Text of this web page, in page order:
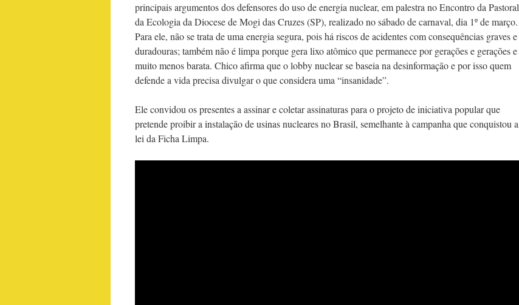
principais argumentos dos defensores do uso de energia nuclear, em palestra no Encontro da Pastoral
da Ecologia da Diocese de Mogi das Cruzes (SP), realizado no sábado de carnaval, dia 1º de março.
Para ele, não se trata de uma energia segura, pois há riscos de acidentes com consequências graves e
duradouras; também não é limpa porque gera lixo atômico que permanece por gerações e gerações e
muito menos barata. Chico afirma que o lobby nuclear se baseia na desinformação e por isso quem
defende a vida precisa divulgar o que considera uma “insanidade”.
Ele convidou os presentes a assinar e coletar assinaturas para o projeto de iniciativa popular que
pretende proibir a instalação de usinas nucleares no Brasil, semelhante à campanha que conquistou a
lei da Ficha Limpa.